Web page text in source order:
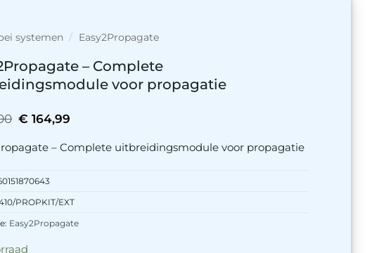
systemen / Easy2Propagate
– Complete
voor propagatie
Oorspronkelijke
was:
€ 165,00.
€ 164,99
€ 164,99.
– Complete uitbreidingsmodule voor propagatie
PROPKIT/EXT
Easy2Propagate